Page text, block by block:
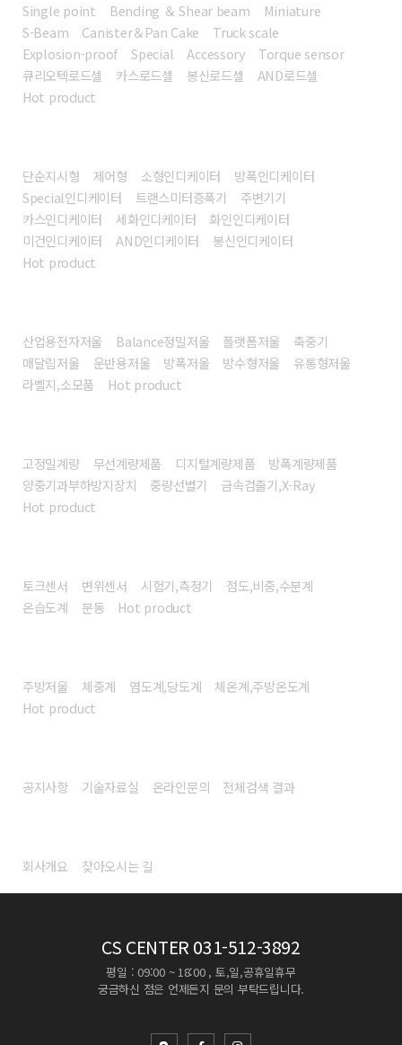
Single point Bending ＆ Shear beam
Miniature
S-Beam
Canister＆Pan Cake
Truck scale
Explosion-proof
Special Accessory
Torque sensor
큐리오텍로드셀
카스로드셀 봉신로드셀
AND로드셀
Hot product
단순지시형 제어형 소형인디케이터
방폭인디케이터
Special인디케이터
트랜스미터증폭기
주변기기
카스인디케이터
세화인디케이터
화인인디케이터
미건인디케이터
AND인디케이터
봉신인디케이터
Hot product
산업용전자저울 Balance정밀저울 플랫폼저울
축중기
매달림저울
운반용저울 방폭저울 방수형저울
유통형저울
라벨지,소모품
Hot product
고정밀계량 무선계량제품 디지털계량제품
방폭계량제품
양중기과부하방지장치
중량선별기
금속검출기,X-Ray
Hot product
토크센서 변위센서 시험기,측정기
점도,비중,수분계
온습도계
분동 Hot product
주방저울 체중계 염도계,당도계
체온계,주방온도계
Hot product
공지사항 기술자료실 온라인문의 전체검색 결과
회사개요 찾아오시는 길
CS CENTER 031-512-3892
평일 : 09:00 ~ 18:00 , 토,일,공휴일휴무
궁금하신 점은 언제든지 문의 부탁드립니다.